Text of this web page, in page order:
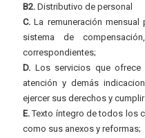
B2. Distributivo de personal
C. La remuneración
sistema de
correspondientes;
D. Los servicios que
atención y demás
ejercer sus derechos y
E.Texto íntegro de todos los
como sus anexos y reformas;